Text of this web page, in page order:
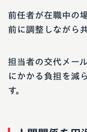
前任者が在職中の
前に調整しながら
担当者の交代メー
にかかる負担を減
す。